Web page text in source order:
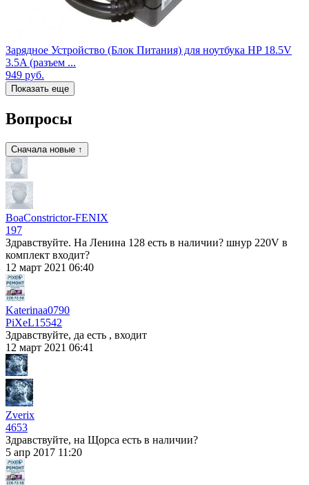
Зарядное Устройство (Блок Питания) для ноутбука HP 18.5V
3.5A (разъем ...
949 руб.
Показать еще
Вопросы
Сначала новые ↑
BoaConstrictor-FENIX
197
Здравствуйте. На Ленина 128 есть в наличии? шнур 220V в
комплект входит?
12 март 2021 06:40
Katerinaa0790
PiXeL15542
Здравствуйте, да есть , входит
12 март 2021 06:41
Zverix
4653
Здравствуйте, на Щорса есть в наличии?
5 апр 2017 11:20